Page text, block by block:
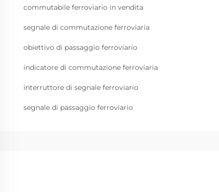
commutabile ferroviario in vendita
segnale di commutazione ferroviaria
obiettivo di passaggio ferroviario
indicatore di commutazione ferroviaria
interruttore di segnale ferroviario
segnale di passaggio ferroviario